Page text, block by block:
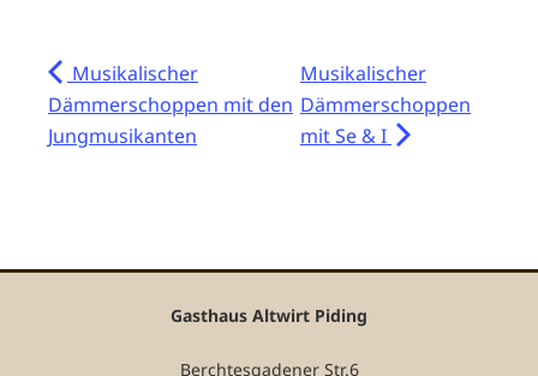
Musikalischer
Dämmerschoppen mit den
Jungmusikanten
Musikalischer
Dämmerschoppen
mit Se & I
Gasthaus Altwirt Piding
Berchtesgadener Str.6